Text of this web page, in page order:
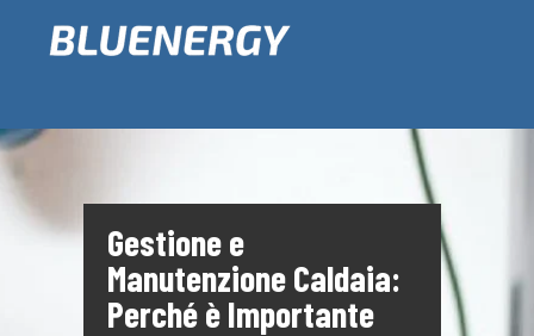
Gestione e
Manutenzione Caldaia:
Perché è Importante